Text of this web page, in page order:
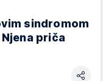
sindromom
priča